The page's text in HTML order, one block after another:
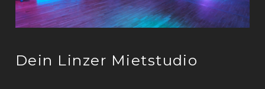
Dein Linzer Mietstudio